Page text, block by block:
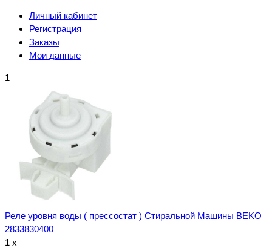
Личный кабинет
Регистрация
Заказы
Мои данные
1
Реле уровня воды ( прессостат ) Стиральной Машины BEKO
2833830400
1 x